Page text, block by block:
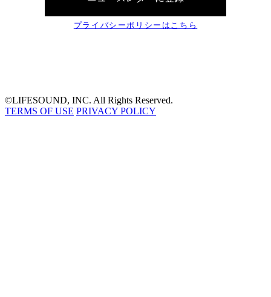
©LIFESOUND, INC. All Rights Reserved.
TERMS OF USE PRIVACY POLICY